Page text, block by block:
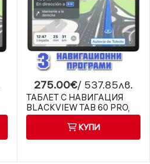
275.00€/ 537.85лв.
ТАБЛЕТ С НАВИГАЦИЯ
BLACKVIEW TAB 60 PRO,
ANDROID 14, 10 ИНЧА, 4G,
КУПИ